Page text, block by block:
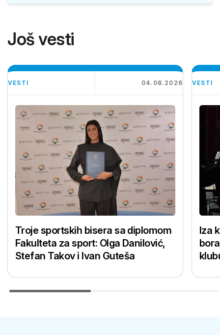
Još vesti
VESTI 04.08.2026
Troje sportskih bisera sa diplomom
Fakulteta za sport: Olga Danilović,
Stefan Takov i Ivan Guteša
VESTI
Iza